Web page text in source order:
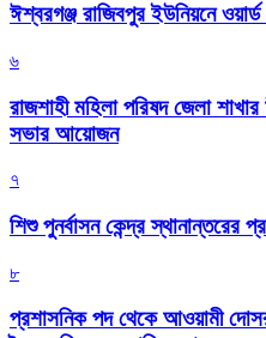
ঈশ্বরগঞ্জ রাজিবপুর ইউনিয়নে ওয়ার্ড
৬
রাজশাহী মহিলা পরিষদ জেলা
সভার আয়োজন
৭
শিশু পুনর্বাসন কেন্দ্র স্থানান্তরের
৮
প্রশাসনিক পদ থেকে আওয়ামী